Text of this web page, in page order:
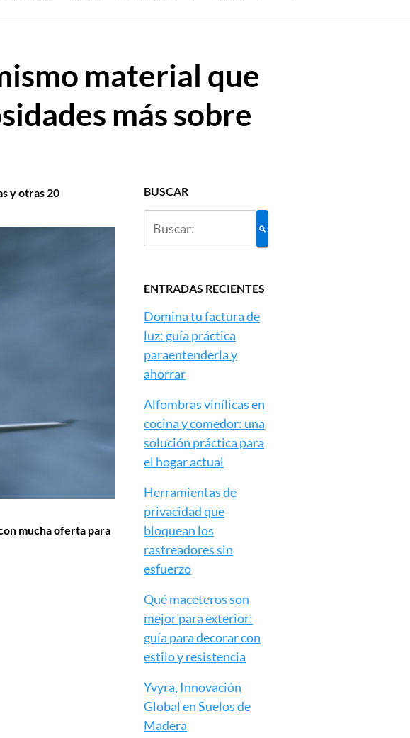
material que
más sobre
y otras 20
mucha oferta para
BUSCAR
ENTRADAS RECIENTES
Domina tu factura de
luz: guía práctica
paraentenderla y
ahorrar
Alfombras vinílicas en
cocina y comedor: una
solución práctica para
el hogar actual
Herramientas de
privacidad que
bloquean los
rastreadores sin
esfuerzo
Qué maceteros son
mejor para exterior:
guía para decorar con
estilo y resistencia
Yvyra, Innovación
Global en Suelos de
Madera